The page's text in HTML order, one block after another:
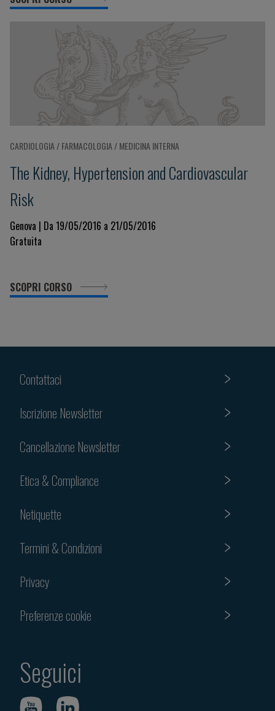
CARDIOLOGIA / FARMACOLOGIA / MEDICINA INTERNA
The Kidney, Hypertension and Cardiovascular
Risk
Genova | Da 19/05/2016 a 21/05/2016
Gratuita
SCOPRI CORSO
Contattaci
Iscrizione Newsletter
Cancellazione Newsletter
Etica & Compliance
Netiquette
Termini & Condizioni
Privacy
Preferenze cookie
Seguici